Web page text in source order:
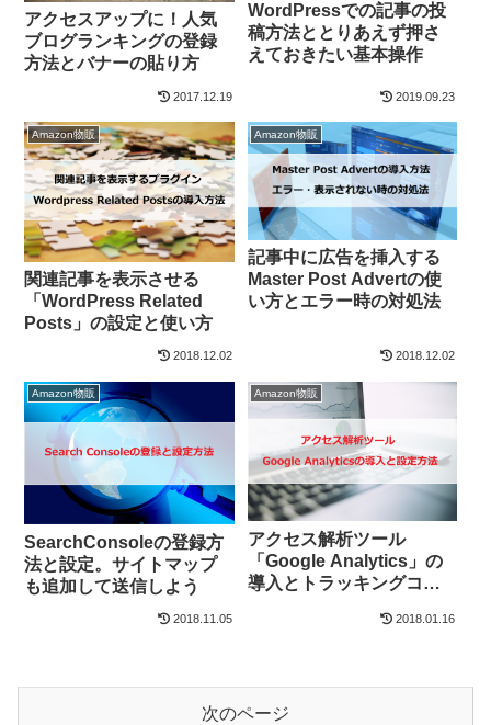
アクセスアップに！人気
ブログランキングの登録
方法とバナーの貼り方
2017.12.19
WordPressでの記事の投
稿方法ととりあえず押さ
えておきたい基本操作
2019.09.23
Amazon物販
関連記事を表示させる
「WordPress Related
Posts」の設定と使い方
2018.12.02
Amazon物販
記事中に広告を挿入する
Master Post Advertの使
い方とエラー時の対処法
2018.12.02
Amazon物販
SearchConsoleの登録方
法と設定。サイトマップ
も追加して送信しよう
2018.11.05
Amazon物販
アクセス解析ツール
「Google Analytics」の
導入とトラッキングコー
2018.01.16
次のページ